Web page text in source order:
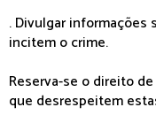
. Divulgar
incitem o crime.
Reserva-se o direito
que desrespeitem